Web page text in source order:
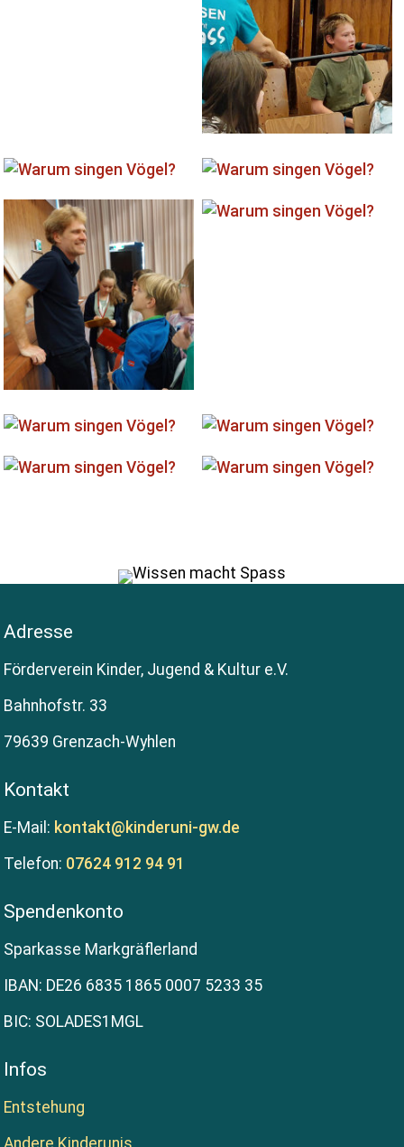
Adresse
Förderverein Kinder, Jugend & Kultur e.V.
Bahnhofstr. 33
79639 Grenzach-Wyhlen
Kontakt
E-Mail: kontakt@kinderuni-gw.de
Telefon: 07624 912 94 91
Spendenkonto
Sparkasse Markgräflerland
IBAN: DE26 6835 1865 0007 5233 35
BIC: SOLADES1MGL
Infos
Entstehung
Andere Kinderunis